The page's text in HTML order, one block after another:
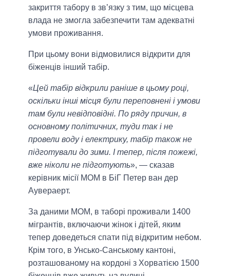
закриття табору в зв’язку з тим, що місцева
влада не змогла забезпечити там адекватні
умови проживання.
При цьому вони відмовилися відкрити для
біженців інший табір.
«Цей табір відкрили раніше в цьому році,
оскільки інші місця були переповнені і умови
там були невідповідні. По ряду причин, в
основному політичних, туди так і не
провели воду і електрику, табір також не
підготували до зими. І тепер, після пожежі,
вже ніколи не підготують», — сказав
керівник місії МОМ в БіГ Петер ван дер
Аувераерт.
За даними МОМ, в таборі проживали 1400
мігрантів, включаючи жінок і дітей, яким
тепер доведеться спати під відкритим небом.
Крім того, в Унсько-Санському кантоні,
розташованому на кордоні з Хорватією 1500